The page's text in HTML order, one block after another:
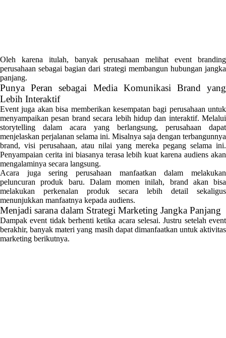
Oleh karena itulah, banyak perusahaan melihat event branding
perusahaan sebagai bagian dari strategi membangun hubungan jangka
panjang.
Punya Peran sebagai Media Komunikasi Brand yang
Lebih Interaktif
Event juga akan bisa memberikan kesempatan bagi perusahaan untuk
menyampaikan pesan brand secara lebih hidup dan interaktif. Melalui
storytelling dalam acara yang berlangsung, perusahaan dapat
menjelaskan perjalanan selama ini. Misalnya saja dengan terbangunnya
brand, visi perusahaan, atau nilai yang mereka pegang selama ini.
Penyampaian cerita ini biasanya terasa lebih kuat karena audiens akan
mengalaminya secara langsung.
Acara juga sering perusahaan manfaatkan dalam melakukan
peluncuran produk baru. Dalam momen inilah, brand akan bisa
melakukan perkenalan produk secara lebih detail sekaligus
menunjukkan manfaatnya kepada audiens.
Menjadi sarana dalam Strategi Marketing Jangka Panjang
Dampak event tidak berhenti ketika acara selesai. Justru setelah event
berakhir, banyak materi yang masih dapat dimanfaatkan untuk aktivitas
marketing berikutnya.